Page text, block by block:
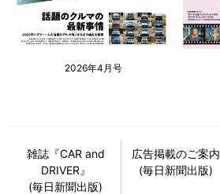
2026年4月号
雑誌『CAR and
DRIVER』
(毎日新聞出版)
広告掲載のご案内
(毎日新聞出版)